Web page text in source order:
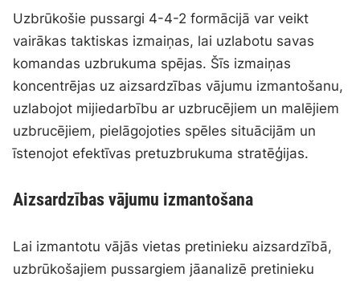
Uzbrūkošie pussargi 4-4-2 formācijā var veikt
vairākas taktiskas izmaiņas, lai uzlabotu savas
komandas uzbrukuma spējas. Šīs izmaiņas
koncentrējas uz aizsardzības vājumu izmantošanu,
uzlabojot mijiedarbību ar uzbrucējiem un malējiem
uzbrucējiem, pielāgojoties spēles situācijām un
īstenojot efektīvas pretuzbrukuma stratēģijas.
Aizsardzības vājumu izmantošana
Lai izmantotu vājās vietas pretinieku aizsardzībā,
uzbrūkošajiem pussargiem jāanalizē pretinieku